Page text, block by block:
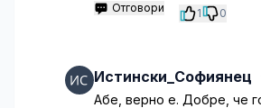
Отговори 1 0
Истински_Софиянец
Абе, верно е. Добре, че